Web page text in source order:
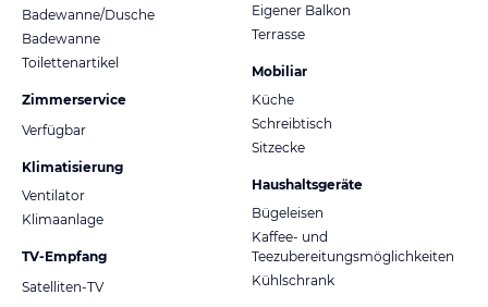
Badewanne/Dusche
Badewanne
Toilettenartikel
Zimmerservice
Verfügbar
Klimatisierung
Ventilator
Klimaanlage
TV-Empfang
Satelliten-TV
Eigener Balkon
Terrasse
Mobiliar
Küche
Schreibtisch
Sitzecke
Haushaltsgeräte
Bügeleisen
Kaffee- und
Teezubereitungsmöglichkeiten
Kühlschrank